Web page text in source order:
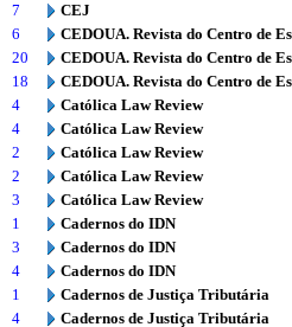
7
CEJ
6
CEDOUA. Revista do Centro de
20
CEDOUA. Revista do Centro de
18
CEDOUA. Revista do Centro de
4
Católica Law Review
4
Católica Law Review
2
Católica Law Review
2
Católica Law Review
3
Católica Law Review
1
Cadernos do IDN
3
Cadernos do IDN
4
Cadernos do IDN
1
Cadernos de Justiça Tributária
4
Cadernos de Justiça Tributária